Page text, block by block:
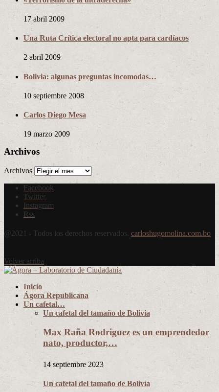
17 abril 2009
Una Ruta Crítica electoral no apta para cardíacos
2 abril 2009
Bolivia: algunas preguntas incomodas…
10 septiembre 2008
Carlos Diego Mesa
19 marzo 2009
Archivos
Archivos
Facebook
Twitter
Instagram
Rss
@2021 - Todos los derechos reservados. carloshugomolina.com.bo
Volver arriba
Inicio
Ágora Republicana
Un cafetal…
Un cafetal del tamaño de Bolivia
Max Raña Rodriguez es un emprendedor
nato, productor,…
14 septiembre 2023
Un cafetal del tamaño de Bolivia